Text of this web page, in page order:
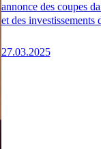
annonce des coupes
et des investissements
27.03.2025